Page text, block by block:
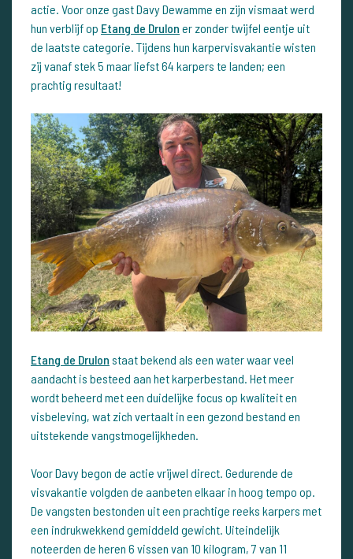
actie. Voor onze gast Davy Dewamme en zijn vismaat werd
hun verblijf op Etang de Drulon er zonder twijfel eentje uit
de laatste categorie. Tijdens hun karpervisvakantie wisten
zij vanaf stek 5 maar liefst 64 karpers te landen; een
prachtig resultaat!
Etang de Drulon staat bekend als een water waar veel
aandacht is besteed aan het karperbestand. Het meer
wordt beheerd met een duidelijke focus op kwaliteit en
visbeleving, wat zich vertaalt in een gezond bestand en
uitstekende vangstmogelijkheden.
Voor Davy begon de actie vrijwel direct. Gedurende de
visvakantie volgden de aanbeten elkaar in hoog tempo op.
De vangsten bestonden uit een prachtige reeks karpers met
een indrukwekkend gemiddeld gewicht. Uiteindelijk
noteerden de heren 6 vissen van 10 kilogram, 7 van 11